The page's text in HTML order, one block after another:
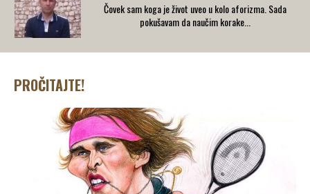
Čovek sam koga je život uveo u kolo aforizma. Sada
pokušavam da naučim korake...
PROČITAJTE!